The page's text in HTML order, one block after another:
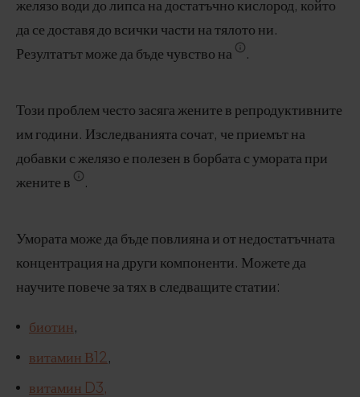
желязо води до липса на достатъчно кислород, който
да се доставя до всички части на тялото ни.
Резултатът може да бъде чувство на
.
Този проблем често засяга жените в репродуктивните
им години. Изследванията сочат, че приемът на
добавки с желязо е полезен в борбата с умората при
жените в
.
Умората може да бъде повлияна и от недостатъчната
концентрация на други компоненти. Можете да
научите повече за тях в следващите статии:
биотин,
витамин В12,
витамин D3,